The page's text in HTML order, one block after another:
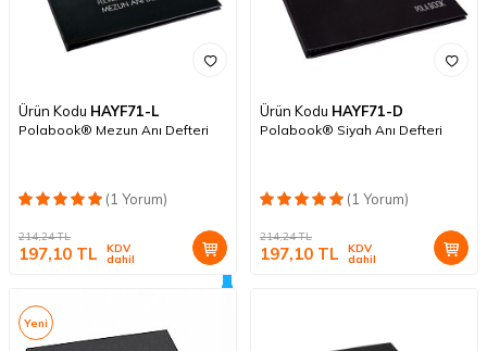
Ürün Kodu HAYF71-L
Polabook® Mezun Anı Defteri
(1 Yorum)
214,24TL
197,10 TL KDV
dahil
Ürün Kodu HAYF71-D
Polabook® Siyah Anı Defteri
(1 Yorum)
214,24TL
197,10 TL KDV
dahil
Yeni